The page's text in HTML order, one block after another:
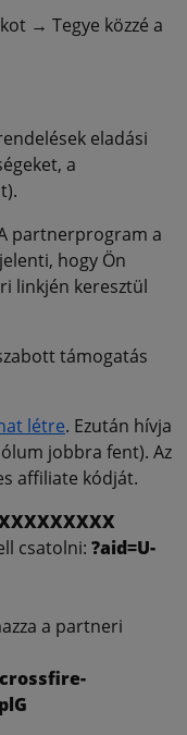
→ Tegye közzé a
eladási
a
partnerprogram a
hogy Ön
linkjén keresztül
támogatás
létre. Ezután hívja
jobbra fent). Az
affiliate kódját.
csatolni: ?aid=U-
a partneri